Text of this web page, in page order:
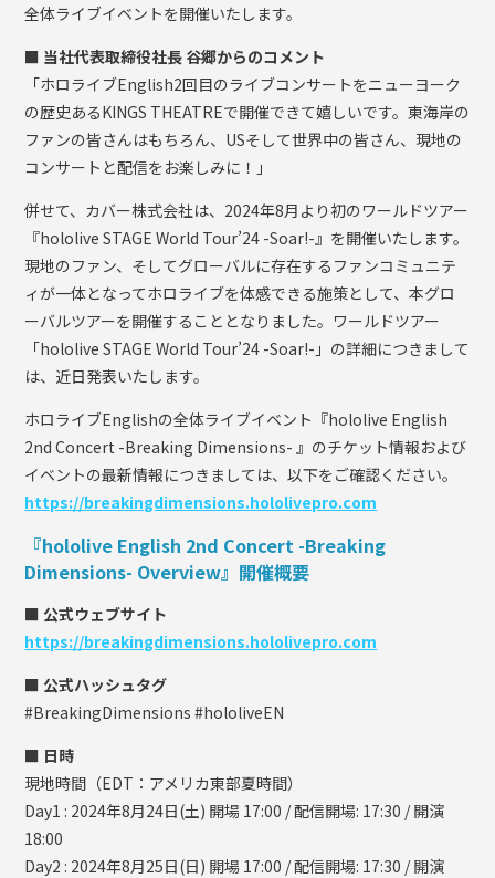
全体ライブイベントを開催いたします。
■ 当社代表取締役社長 谷郷からのコメント
「ホロライブEnglish2回目のライブコンサートをニューヨーク
の歴史あるKINGS THEATREで開催できて嬉しいです。東海岸の
ファンの皆さんはもちろん、USそして世界中の皆さん、現地の
コンサートと配信をお楽しみに！」
併せて、カバー株式会社は、2024年8月より初のワールドツアー
『hololive STAGE World Tour’24 -Soar!-』を開催いたします。
現地のファン、そしてグローバルに存在するファンコミュニテ
ィが一体となってホロライブを体感できる施策として、本グロ
ーバルツアーを開催することとなりました。ワールドツアー
「hololive STAGE World Tour’24 -Soar!-」の詳細につきまして
は、近日発表いたします。
ホロライブEnglishの全体ライブイベント『hololive English
2nd Concert -Breaking Dimensions- 』のチケット情報および
イベントの最新情報につきましては、以下をご確認ください。
https://breakingdimensions.hololivepro.com
『hololive English 2nd Concert -Breaking
Dimensions- Overview』開催概要
■ 公式ウェブサイト
https://breakingdimensions.hololivepro.com
■ 公式ハッシュタグ
#BreakingDimensions #hololiveEN
■ 日時
現地時間（EDT：アメリカ東部夏時間）
Day1 : 2024年8月24日(土) 開場 17:00 / 配信開場: 17:30 / 開演
18:00
Day2 : 2024年8月25日(日) 開場 17:00 / 配信開場: 17:30 / 開演